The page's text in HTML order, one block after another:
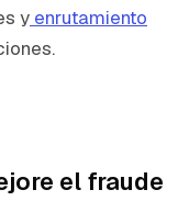
y enrutamiento
el fraude